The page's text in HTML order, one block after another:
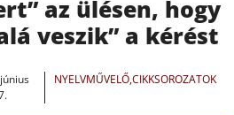
az ülésen, hogy
veszik” a kérést
NYELVMŰVELŐ,CIKKSOROZATOK